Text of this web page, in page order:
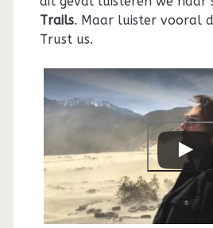
Trails. Maar luister vooral
Trust us.